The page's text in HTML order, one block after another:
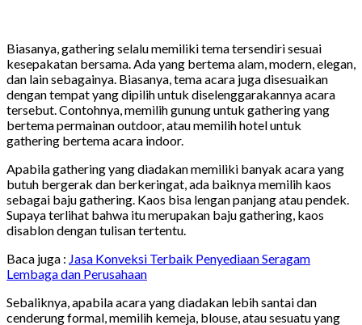
Biasanya, gathering selalu memiliki tema tersendiri sesuai
kesepakatan bersama. Ada yang bertema alam, modern, elegan,
dan lain sebagainya. Biasanya, tema acara juga disesuaikan
dengan tempat yang dipilih untuk diselenggarakannya acara
tersebut. Contohnya, memilih gunung untuk gathering yang
bertema permainan outdoor, atau memilih hotel untuk
gathering bertema acara indoor.
Apabila gathering yang diadakan memiliki banyak acara yang
butuh bergerak dan berkeringat, ada baiknya memilih kaos
sebagai baju gathering. Kaos bisa lengan panjang atau pendek.
Supaya terlihat bahwa itu merupakan baju gathering, kaos
disablon dengan tulisan tertentu.
Baca juga : Jasa Konveksi Terbaik Penyediaan Seragam
Lembaga dan Perusahaan
Sebaliknya, apabila acara yang diadakan lebih santai dan
cenderung formal, memilih kemeja, blouse, atau sesuatu yang